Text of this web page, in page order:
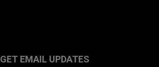
GET EMAIL UPDATES